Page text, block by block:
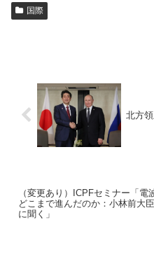
国際
北方
（変更あり）ICPFセミナー「電
どこまで進んだのか：小林前大
に聞く」